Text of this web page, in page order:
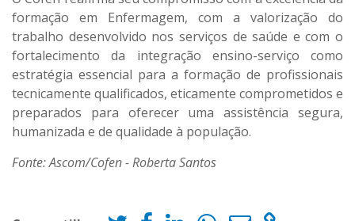
formação em Enfermagem, com a valorização do
trabalho desenvolvido nos serviços de saúde e com o
fortalecimento da integração ensino-serviço como
estratégia essencial para a formação de profissionais
tecnicamente qualificados, eticamente comprometidos e
preparados para oferecer uma assistência segura,
humanizada e de qualidade à população.
Fonte: Ascom/Cofen - Roberta Santos